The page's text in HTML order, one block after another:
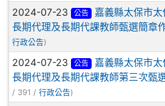
2024-07-23 公告
嘉義縣太保市太
長期代理及長期代課教師甄選簡章
行政公告)
2024-07-23 公告
嘉義縣太保市
長期代理及長期代課教師第三次甄
/ 391 / 行政公告)